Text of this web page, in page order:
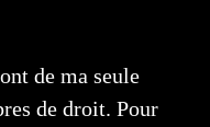
de ma seule
de droit. Pour